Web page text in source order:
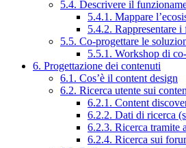
5.4. Descrivere il
5.4.1. Mappare
5.4.2. Rappresentare
5.5. Co-progettare le
5.5.1. Workshop di
6. Progettazione dei contenuti
6.1. Cos’è il content design
6.2. Ricerca utente sui
6.2.1. Content
6.2.2. Dati di ricerca
6.2.3. Ricerca tramite
6.2.4. Ricerca sui